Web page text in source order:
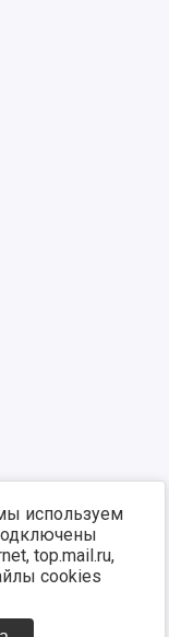
используем
top.mail.ru,
cookies